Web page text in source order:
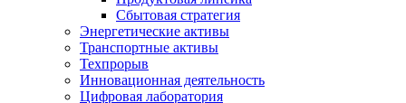
Сбытовая стратегия
Энергетические активы
Транспортные активы
Техпрорыв
Инновационная деятельность
Цифровая лаборатория